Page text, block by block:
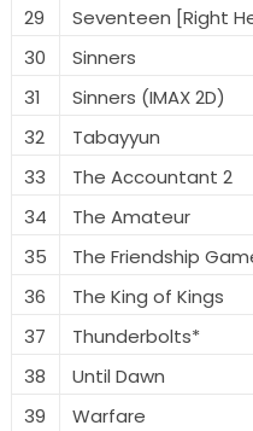
29
Seventeen [Right
30
Sinners
31
Sinners (IMAX 2D)
32
Tabayyun
33
The Accountant 2
34
The Amateur
35
The Friendship
36
The King of Kings
37
Thunderbolts*
38
Until Dawn
39
Warfare